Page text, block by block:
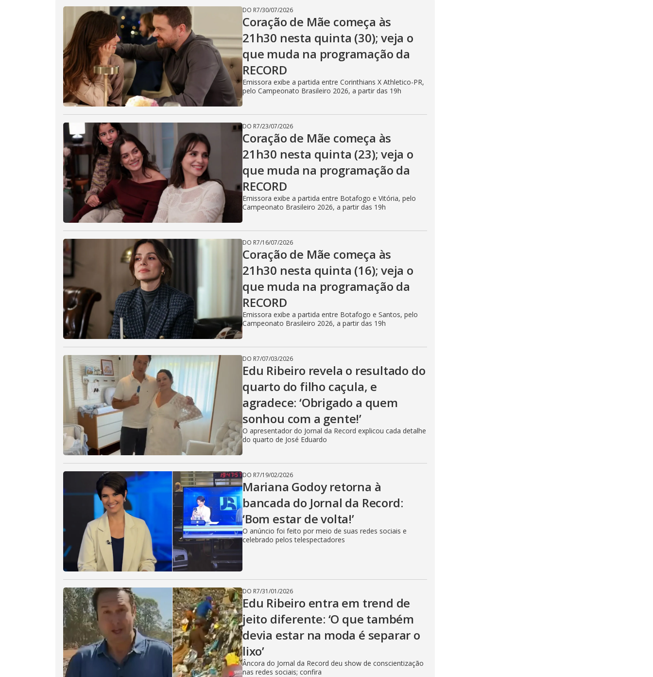
V
i
d
e
o
DO R7/30/07/2026
Coração de Mãe começa às
21h30 nesta quinta (30); veja o
que muda na programação da
RECORD
Emissora exibe a partida entre Corinthians X Athletico-PR,
pelo Campeonato Brasileiro 2026, a partir das 19h
DO R7/23/07/2026
Coração de Mãe começa às
21h30 nesta quinta (23); veja o
que muda na programação da
RECORD
Emissora exibe a partida entre Botafogo e Vitória, pelo
Campeonato Brasileiro 2026, a partir das 19h
DO R7/16/07/2026
Coração de Mãe começa às
21h30 nesta quinta (16); veja o
que muda na programação da
RECORD
Emissora exibe a partida entre Botafogo e Santos, pelo
Campeonato Brasileiro 2026, a partir das 19h
DO R7/07/03/2026
Edu Ribeiro revela o resultado do
quarto do filho caçula, e
agradece: ‘Obrigado a quem
sonhou com a gente!’
O apresentador do Jornal da Record explicou cada detalhe
do quarto de José Eduardo
DO R7/19/02/2026
Mariana Godoy retorna à
bancada do Jornal da Record:
‘Bom estar de volta!’
O anúncio foi feito por meio de suas redes sociais e
celebrado pelos telespectadores
DO R7/31/01/2026
Edu Ribeiro entra em trend de
jeito diferente: ‘O que também
devia estar na moda é separar o
lixo’
Âncora do Jornal da Record deu show de conscientização
nas redes sociais; confira